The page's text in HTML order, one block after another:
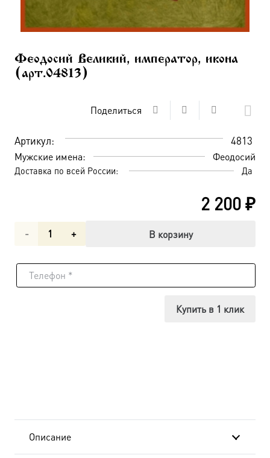
Феодосий Великий, император, икона
(арт.04813)
Поделиться
Артикул: 4813
Мужские имена: Феодосий
Доставка по всей России: Да
2 200₽
Количество
Феодосий
В корзину
Купить в 1 клик
Описание